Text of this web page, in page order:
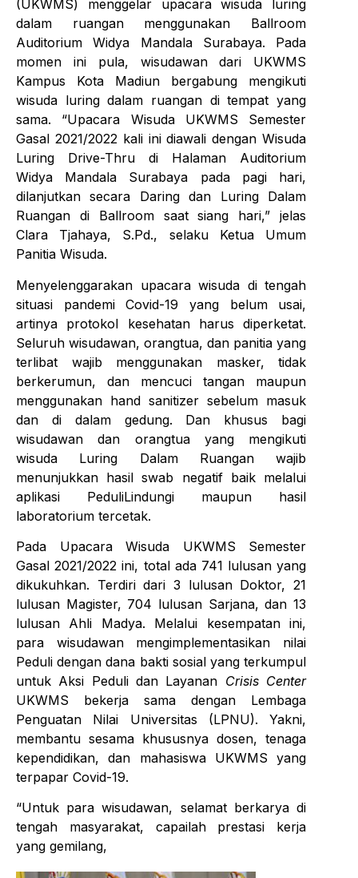
(UKWMS) menggelar upacara wisuda luring
dalam ruangan menggunakan Ballroom
Auditorium Widya Mandala Surabaya. Pada
momen ini pula, wisudawan dari UKWMS
Kampus Kota Madiun bergabung mengikuti
wisuda luring dalam ruangan di tempat yang
sama. “Upacara Wisuda UKWMS Semester
Gasal 2021/2022 kali ini diawali dengan Wisuda
Luring Drive-Thru di Halaman Auditorium
Widya Mandala Surabaya pada pagi hari,
dilanjutkan secara Daring dan Luring Dalam
Ruangan di Ballroom saat siang hari,” jelas
Clara Tjahaya, S.Pd., selaku Ketua Umum
Panitia Wisuda.
Menyelenggarakan upacara wisuda di tengah
situasi pandemi Covid-19 yang belum usai,
artinya protokol kesehatan harus diperketat.
Seluruh wisudawan, orangtua, dan panitia yang
terlibat wajib menggunakan masker, tidak
berkerumun, dan mencuci tangan maupun
menggunakan hand sanitizer sebelum masuk
dan di dalam gedung. Dan khusus bagi
wisudawan dan orangtua yang mengikuti
wisuda Luring Dalam Ruangan wajib
menunjukkan hasil swab negatif baik melalui
aplikasi PeduliLindungi maupun hasil
laboratorium tercetak.
Pada Upacara Wisuda UKWMS Semester
Gasal 2021/2022 ini, total ada 741 lulusan yang
dikukuhkan. Terdiri dari 3 lulusan Doktor, 21
lulusan Magister, 704 lulusan Sarjana, dan 13
lulusan Ahli Madya. Melalui kesempatan ini,
para wisudawan mengimplementasikan nilai
Peduli dengan dana bakti sosial yang terkumpul
untuk Aksi Peduli dan Layanan Crisis Center
UKWMS bekerja sama dengan Lembaga
Penguatan Nilai Universitas (LPNU). Yakni,
membantu sesama khususnya dosen, tenaga
kependidikan, dan mahasiswa UKWMS yang
terpapar Covid-19.
“Untuk para wisudawan, selamat berkarya di
tengah masyarakat, capailah prestasi kerja
yang gemilang,